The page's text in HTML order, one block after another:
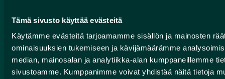
Tämä sivusto käyttää evästeitä
Käytämme evästeitä tarjoamamme sisällön ja mainosten
ominaisuuksien tukemiseen ja kävijämäärämme
median, mainosalan ja analytiikka-alan kumppaneillemme
sivustoamme. Kumppanimme voivat yhdistää näitä tietoja
Facebook
Instagram
YouTube